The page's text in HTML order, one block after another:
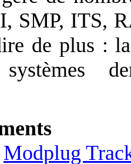
SMP, ITS,
de plus :
systèmes
Modplug